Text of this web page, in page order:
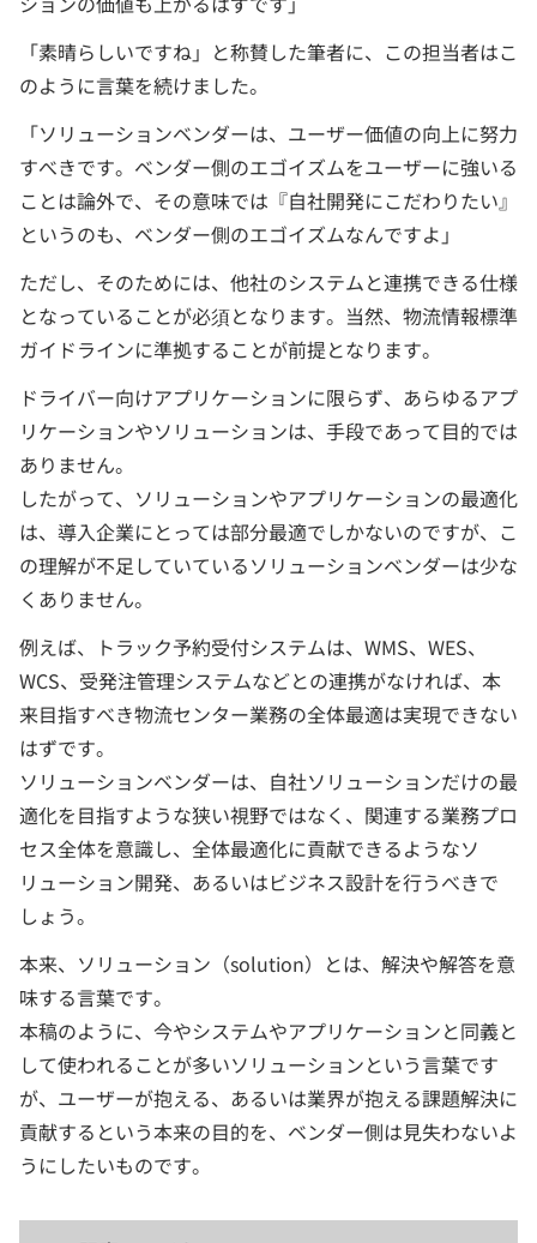
「素晴らしいですね」と称賛した筆者に、この担当者はこ
のように言葉を続けました。
「ソリューションベンダーは、ユーザー価値の向上に努力
すべきです。ベンダー側のエゴイズムをユーザーに強いる
ことは論外で、その意味では『自社開発にこだわりたい』
というのも、ベンダー側のエゴイズムなんですよ」
ただし、そのためには、他社のシステムと連携できる仕様
となっていることが必須となります。当然、物流情報標準
ガイドラインに準拠することが前提となります。
ドライバー向けアプリケーションに限らず、あらゆるアプ
リケーションやソリューションは、手段であって目的では
ありません。
したがって、ソリューションやアプリケーションの最適化
は、導入企業にとっては部分最適でしかないのですが、こ
の理解が不足していているソリューションベンダーは少な
くありません。
例えば、トラック予約受付システムは、WMS、WES、
WCS、受発注管理システムなどとの連携がなければ、本
来目指すべき物流センター業務の全体最適は実現できない
はずです。
ソリューションベンダーは、自社ソリューションだけの最
適化を目指すような狭い視野ではなく、関連する業務プロ
セス全体を意識し、全体最適化に貢献できるようなソ
リューション開発、あるいはビジネス設計を行うべきで
しょう。
本来、ソリューション（solution）とは、解決や解答を意
味する言葉です。
本稿のように、今やシステムやアプリケーションと同義と
して使われることが多いソリューションという言葉です
が、ユーザーが抱える、あるいは業界が抱える課題解決に
貢献するという本来の目的を、ベンダー側は見失わないよ
うにしたいものです。